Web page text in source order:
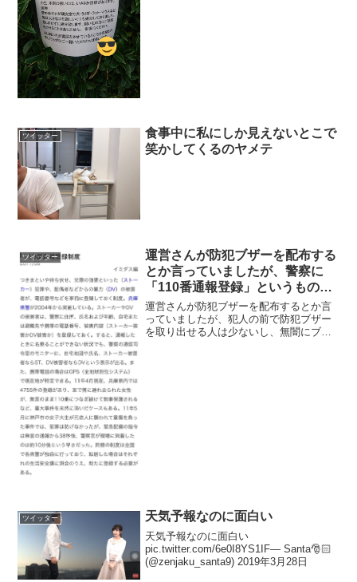
ツイッター
食事中に私にしか見えないとこで
笑かしてくるのヤメテ
ツイッター
運営さんが防犯ブザーを配布する
とか言っていましたが、警察に
「110番通報登録」というものが
あります
運営さんが防犯ブザーを配布するとか言
っていましたが、犯人の前で防犯ブザー
を取り出せる人は少ないし、無闇にブザ
ツイッター 天気予報なのに面白い
天気予報なのに面白い
pic.twitter.com/6e0I8YS1IF— Santa🎅🏻
(@zenjaku_santa9) 2019年3月28日